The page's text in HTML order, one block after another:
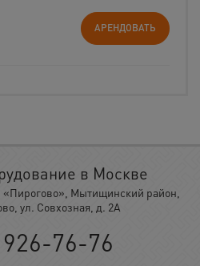
АРЕНДОВАТЬ
в Москве
Мытищинский район,
ул. Совхозная, д. 2А
76-76